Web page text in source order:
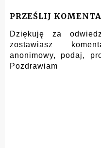
PRZEŚLIJ
Dziękuję za
zostawiasz
anonimowy, podaj,
Pozdrawiam